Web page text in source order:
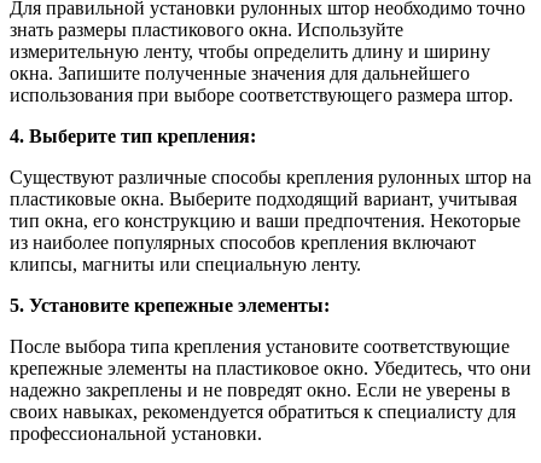
Для правильной установки рулонных штор необходимо точно
знать размеры пластикового окна. Используйте
измерительную ленту, чтобы определить длину и ширину
окна. Запишите полученные значения для дальнейшего
использования при выборе соответствующего размера штор.
4. Выберите тип крепления:
Существуют различные способы крепления рулонных штор на
пластиковые окна. Выберите подходящий вариант, учитывая
тип окна, его конструкцию и ваши предпочтения. Некоторые
из наиболее популярных способов крепления включают
клипсы, магниты или специальную ленту.
5. Установите крепежные элементы:
После выбора типа крепления установите соответствующие
крепежные элементы на пластиковое окно. Убедитесь, что они
надежно закреплены и не повредят окно. Если не уверены в
своих навыках, рекомендуется обратиться к специалисту для
профессиональной установки.